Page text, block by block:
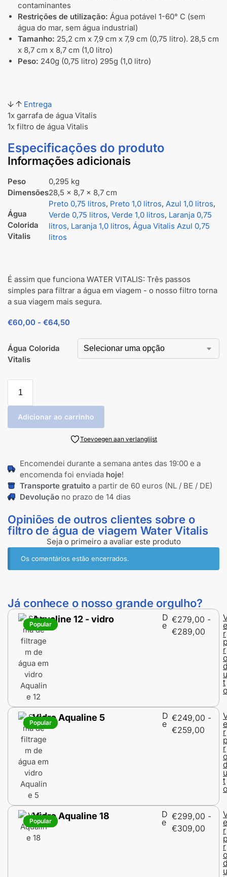
contaminantes
Restrições de utilização: Água potável 1-60° C (sem
água do mar, sem água industrial)
Tamanho: 25,2 cm x 7,9 cm x 7,9 cm (0,75 litro). 28,5 cm
x 8,7 cm x 8,7 cm (1,0 litro)
Peso: 240g (0,75 litro) 295g (1,0 litro)
Entrega
1x garrafa de água Vitalis
1x filtro de água Vitalis
Especificações do produto
Informações adicionais
Peso
0,295 kg
Dimensões28,5 × 8,7 × 8,7 cm
Água
Colorida
Vitalis
Preto 0,75 litros, Preto 1,0 litros, Azul 1,0 litros,
Verde 0,75 litros, Verde 1,0 litros, Laranja 0,75
litros, Laranja 1,0 litros, Água Vitalis Azul 0,75
litros
É assim que funciona WATER VITALIS: Três passos
simples para filtrar a água em viagem - o nosso filtro torna
a sua viagem mais segura.
€60,00 - €64,50
Água Colorida
Vitalis
Adicionar ao carrinho
Toevoegen aan verlanglijst
Encomendei durante a semana antes das 19:00 e a
encomenda foi enviada hoje!
Transporte gratuitoa partir de 60 euros (NL / BE / DE)
Devoluçãono prazo de 14 dias
Opiniões de outros clientes sobre o
filtro de água de viagem Water Vitalis
Seja o primeiro a avaliar este produto
Os comentários estão encerrados.
Já conhece o nosso grande orgulho?
Popular
Popular
Aqualine 12 - vidro
D
e
€279,00 -
€289,00
e
r
r
o
u
t
o
Popular
Popular
Vidro Aqualine 5
D
e
€249,00 -
€259,00
e
r
r
o
u
t
o
Popular
Popular
Vidro Aqualine 18
D
e
€299,00 -
€309,00
e
r
r
o
u